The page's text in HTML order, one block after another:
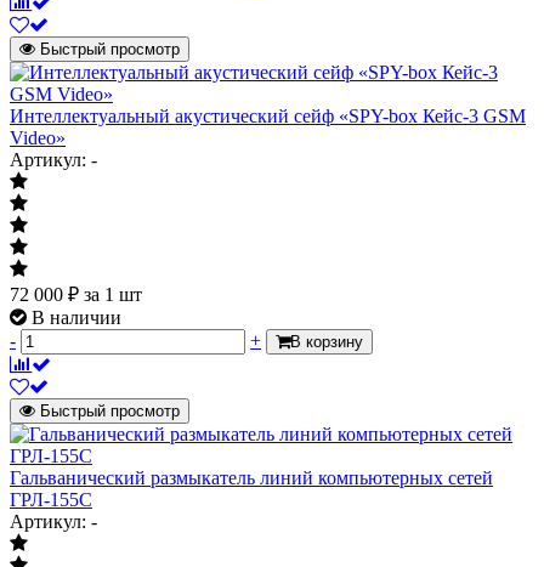
Быстрый просмотр
Интеллектуальный акустический сейф «SPY-box Кейс-3 GSM
Video»
Артикул: -
72 000 ₽ за 1 шт
В наличии
-
+ В корзину
Быстрый просмотр
Гальванический размыкатель линий компьютерных сетей
ГРЛ-155С
Артикул: -